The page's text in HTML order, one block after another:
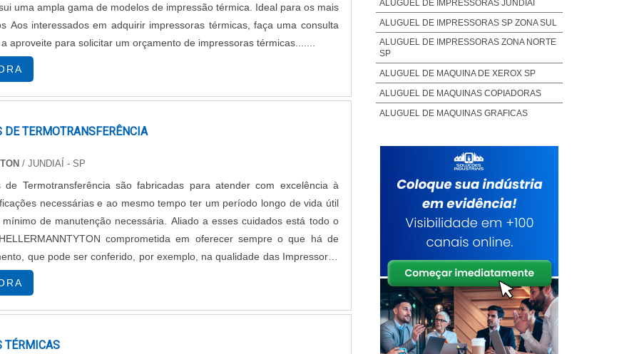
e branco
geralmente têm desempenho superior em relação às
ao longo do tempo é outro ponto a ser considerado, pois
em frente e verso também contribuem para a economia de
PORTÁTIL A4 IDEAL
requer uma avaliação cuidadosa de suas necessidades
documentos que você imprimirá,
que atenda às suas expectativas.
uma ampla gama de modelos de impressão térmica. Ideal para os mais
Aos interessados em adquirir impressoras térmicas, faça uma consulta
aproveite para solicitar um orçamento de impressoras térmicas.......
DE TERMOTRANSFERÊNCIA
/ JUNDIAÍ - SP
de Termotransferência são fabricadas para atender com excelência à
necessárias e ao mesmo tempo ter um período longo de vida útil
de manutenção necessária. Aliado a esses cuidados está todo o
comprometida em oferecer sempre o que há de
que pode ser conferido, por exemplo, na qualidade das Impressoras
Faça ...
TÉRMICAS
ALUGUEL DE IMPRESSORAS JUNDIAI
ALUGUEL DE IMPRESSORAS SP ZONA SUL
ALUGUEL DE IMPRESSORAS ZONA NORTE
SP
ALUGUEL DE MAQUINA DE XEROX SP
ALUGUEL DE MAQUINAS COPIADORAS
ALUGUEL DE MAQUINAS GRAFICAS
ALUGUEL IMPRESSORA CAMPINAS
ALUGUEL IMPRESSORA COLORIDA
ALUGUEL IMPRESSORA FOTOGRÁFICA
ALUGUEL SCANNER
LOCAÇÃO DE IMPRESSORA PARA
EVENTOS
LOCAÇÃO DE IMPRESSORAS ALPHAVILLE
LOCAÇÃO DE IMPRESSORAS BARUERI